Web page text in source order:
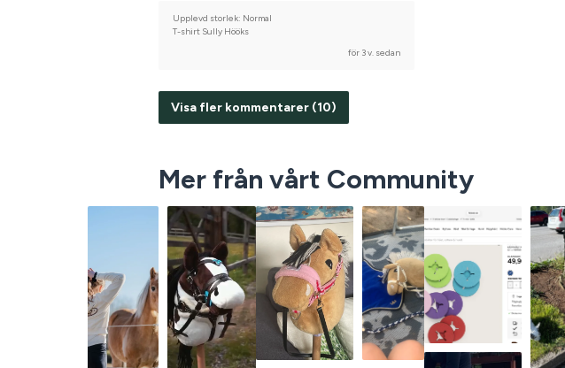
Upplevd storlek: Normal
T-shirt Sully Hööks
för 3 v. sedan
Visa fler kommentarer (10)
Mer från vårt Community